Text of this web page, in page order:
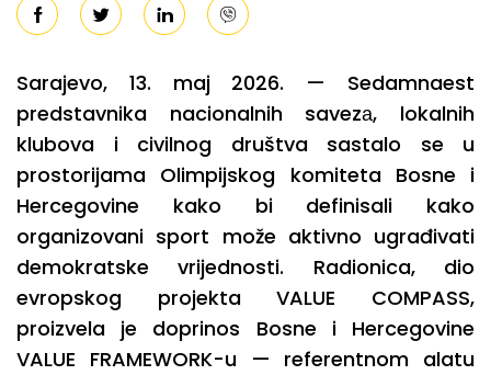
Sarajevo, 13. maj 2026. — Sedamnaest
predstavnika nacionalnih savezа, lokalnih
klubova i civilnog društva sastalo se u
prostorijama Olimpijskog komiteta Bosne i
Hercegovine kako bi definisali kako
organizovani sport može aktivno ugrađivati
demokratske vrijednosti. Radionica, dio
evropskog projekta VALUE COMPASS,
proizvela je doprinos Bosne i Hercegovine
VALUE FRAMEWORK-u — referentnom alatu